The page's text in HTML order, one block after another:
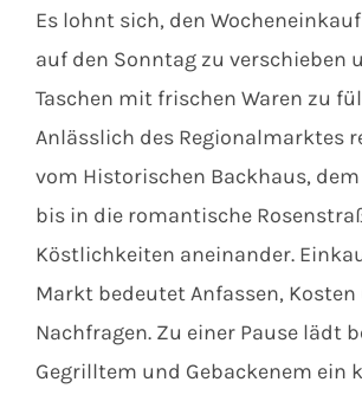
Es lohnt sich, den
auf den Sonntag zu verschieben
Taschen mit frischen Waren zu
Anlässlich des Regionalmarktes
vom Historischen Backhaus,
bis in die romantische
Köstlichkeiten aneinander.
Markt bedeutet Anfassen, Kosten
Nachfragen. Zu einer Pause lädt
Gegrilltem und Gebackenem ein